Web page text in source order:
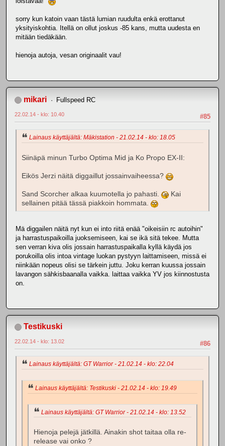
sorry kun katoin vaan tästä lumian ruudulta enkä erottanut
yksityiskohtia. Itellä on ollut joskus -85 kans, mutta uudesta en
mitään tiedäkään.
hienoja autoja, vesan originaalit vau!
mikari Fullspeed RC
#85
22.02.14 - klo: 10.40
Lainaus käyttäjältä: Mäkistation - 21.02.14 - klo: 18.05
Siinäpä minun Turbo Optima Mid ja Ko Propo EX-II:
Eikös Jerzi näitä diggaillut jossainvaiheessa?
Sand Scorcher alkaa kuumotella jo pahasti.
Kai
sellainen pitää tässä piakkoin hommata.
Mä diggailen näitä nyt kun ei into riitä enää "oikeisiin rc autoihin"
ja harrastuspaikoilla juoksemiseen, kai se ikä sitä tekee. Mutta
sen verran kiva olis jossain harrastuspaikalla kyllä käydä jos
porukoilla olis intoa vintage luokan pystyyn laittamiseen, missä ei
niinkään nopeus olisi se tärkein juttu. Joku kerran kuussa jossain
lavangon sähkisbaanalla vaikka. laittaa vaikka YV jos kiinnostusta
on.
Testikuski
#86
22.02.14 - klo: 13.02
Lainaus käyttäjältä: GT Warrior - 21.02.14 - klo: 22.04
Lainaus käyttäjältä: Testikuski - 21.02.14 - klo: 19.49
Lainaus käyttäjältä: GT Warrior - 21.02.14 - klo: 13.52
Hienoja pelejä jätkillä. Ainakin shot taitaa olla re-
release vai onko ?